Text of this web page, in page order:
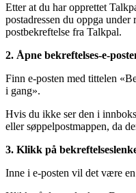
Etter at du har opprettet
postadressen du oppga under
postbekreftelse fra Talkpal.
2. Åpne bekreftelses-e-
Finn e-posten med tittelen
i gang».
Hvis du ikke ser den i
eller søppelpostmappen, da
3. Klikk på
Inne i e-posten vil det være